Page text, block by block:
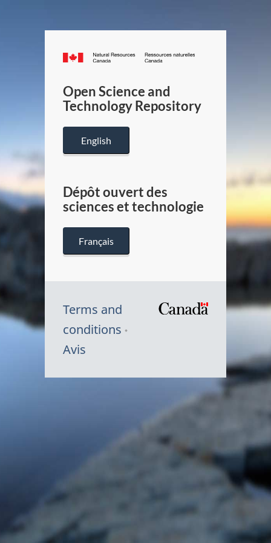
Canada.ca
/
Canada
Open Science and
Technology Repository
English
Dépôt ouvert des
sciences et technologie
Français
Terms and
conditions
Avis
du